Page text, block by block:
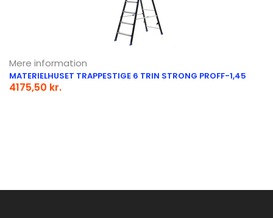
Mere information
MATERIELHUSET TRAPPESTIGE 6 TRIN STRONG PROFF-1,45
4175,50 kr.